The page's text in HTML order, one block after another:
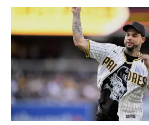
Aguilar
protagoniza
pelea
durante
el
Bélico
Fest
2026:
“Me
la
peló”